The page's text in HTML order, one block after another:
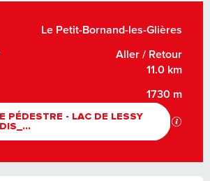
PRATIQUES
Le Petit-Bornand-les-Glières
Aller / Retour
11.0 km
1730 m
PÉDESTRE - LAC DE LESSY